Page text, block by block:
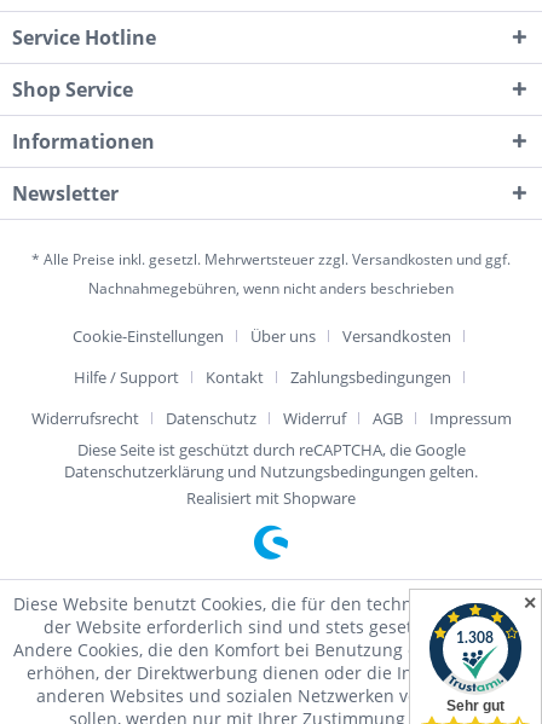
✕
Service Hotline
Shop Service
Informationen
Newsletter
* Alle Preise inkl. gesetzl. Mehrwertsteuer zzgl.Versandkosten und ggf.
Nachnahmegebühren, wenn nicht anders beschrieben
Cookie-Einstellungen Über uns
Versandkosten
Hilfe / Support
Kontakt
Zahlungsbedingungen
Widerrufsrecht
Datenschutz Widerruf AGB
Impressum
Diese Seite ist geschützt durch reCAPTCHA, die Google
Datenschutzerklärung und Nutzungsbedingungen gelten.
Realisiert mit Shopware
Diese Website benutzt Cookies, die für den technischen Betrieb
der Website erforderlich sind und stets gesetzt werden.
Andere Cookies, die den Komfort bei Benutzung dieser Website
erhöhen, der Direktwerbung dienen oder die Interaktion mit
anderen Websites und sozialen Netzwerken vereinfachen
sollen, werden nur mit Ihrer Zustimmung gesetzt.